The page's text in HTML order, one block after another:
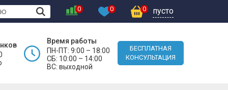
0 0 0 пусто
Время работы
ПН-ПТ: 9:00 – 18:00
СБ: 10:00 – 14:00
ВС: выходной
БЕСПЛАТНАЯ
КОНСУЛЬТАЦИЯ